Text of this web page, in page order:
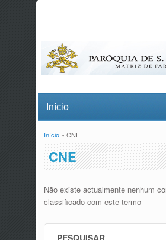
Está aqui
Início» CNE
CNE
Não existe actualmente nenhum
classificado com este termo